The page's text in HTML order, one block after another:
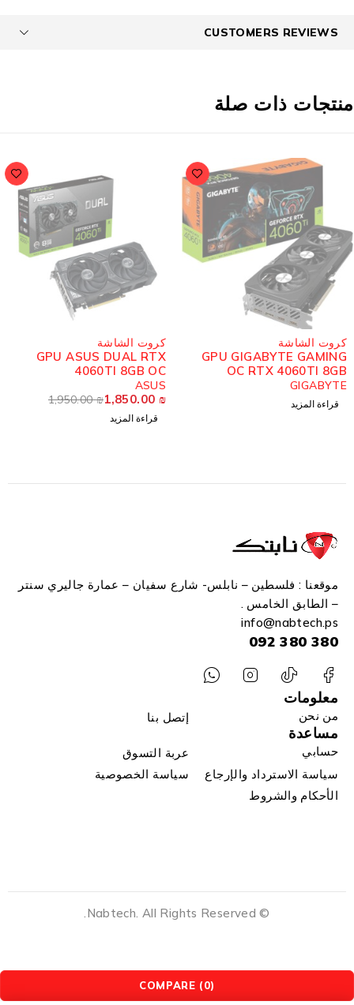
CUSTOMERS REVIEWS
ذات صلة
مُباع
كروت الشاشة
GPU GIGABYTE GAMING
OC RTX 4060TI 8GB
GIGABYTE
قراءة المزيد
مُباع
كروت الشاشة
GPU ASUS DUAL RTX
4060TI 8GB OC
ASUS
1,950.00₪1,850.00₪
قراءة المزيد
موقعنا : فلسطين – نابلس- شارع سفيان – عمارة جاليري سنتر
– الطابق الخامس .
info@nabtech.ps
380 380 092
معلومات
من نحن إتصل بنا
مساعدة
حسابي
عربة التسوق
سياسة الاسترداد والإرجاع
سياسة الخصوصية
الأحكام والشروط
© Nabtech. All Rights Reserved.
COMPARE (0)